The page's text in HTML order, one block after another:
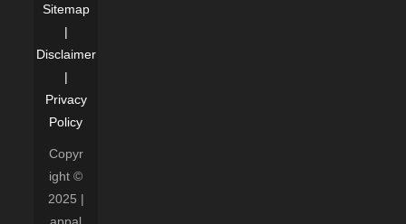
Sitemap
|
Disclaimer
|
Privacy
Policy
Copyr
ight ©
2025 |
appal